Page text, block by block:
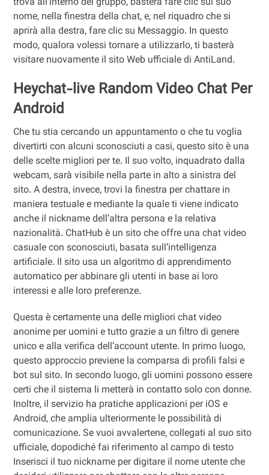
nome, nella finestra della chat, e, nel riquadro che si
aprirà alla destra, fare clic su Messaggio. In questo
modo, qualora volessi tornare a utilizzarlo, ti basterà
visitare nuovamente il sito Web ufficiale di AntiLand.
Heychat-live Random Video Chat Per
Android
Che tu stia cercando un appuntamento o che tu voglia
divertirti con alcuni sconosciuti a casi, questo sito è una
delle scelte migliori per te. Il suo volto, inquadrato dalla
webcam, sarà visibile nella parte in alto a sinistra del
sito. A destra, invece, trovi la finestra per chattare in
maniera testuale e mediante la quale ti viene indicato
anche il nickname dell’altra persona e la relativa
nazionalità. ChatHub è un sito che offre una chat video
casuale con sconosciuti, basata sull’intelligenza
artificiale. Il sito usa un algoritmo di apprendimento
automatico per abbinare gli utenti in base ai loro
interessi e alle loro preferenze.
Questa è certamente una delle migliori chat video
anonime per uomini e tutto grazie a un filtro di genere
unico e alla verifica dell’account utente. In primo luogo,
questo approccio previene la comparsa di profili falsi e
bot sul sito. In secondo luogo, gli uomini possono essere
certi che il sistema li metterà in contatto solo con donne.
Inoltre, il servizio ha pratiche applicazioni per iOS e
Android, che amplia ulteriormente le possibilità di
comunicazione. Se vuoi avvalertene, collegati al suo sito
ufficiale, dopodiché fai riferimento al campo di testo
Inserisci il tuo nickname per digitare il nome utente che